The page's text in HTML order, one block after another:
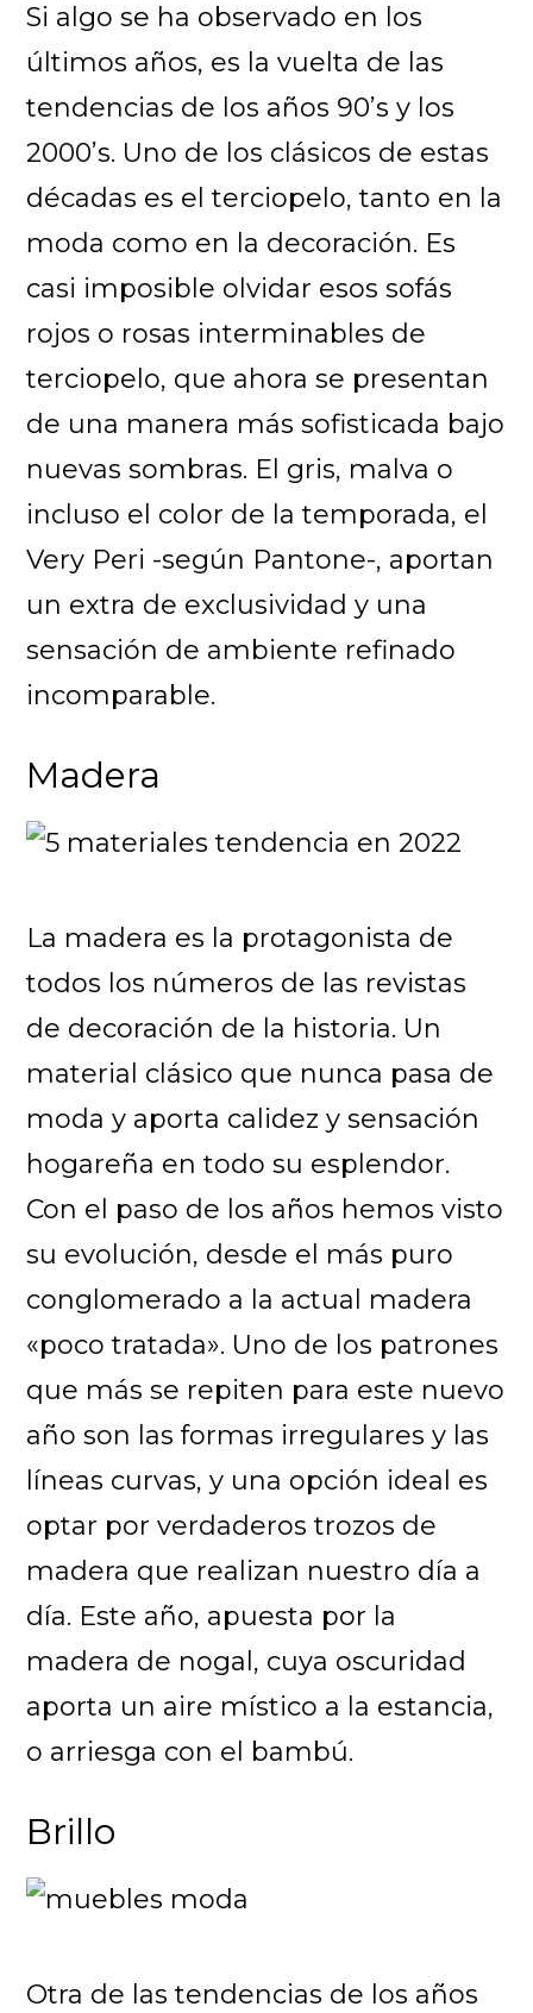
Si algo se ha observado en los
últimos años, es la vuelta de las
tendencias de los años 90’s y los
2000’s. Uno de los clásicos de estas
décadas es el terciopelo, tanto en la
moda como en la decoración. Es
casi imposible olvidar esos sofás
rojos o rosas interminables de
terciopelo, que ahora se presentan
de una manera más sofisticada bajo
nuevas sombras. El gris, malva o
incluso el color de la temporada, el
Very Peri -según Pantone-, aportan
un extra de exclusividad y una
sensación de ambiente refinado
incomparable.
Madera
La madera es la protagonista de
todos los números de las revistas
de decoración de la historia. Un
material clásico que nunca pasa de
moda y aporta calidez y sensación
hogareña en todo su esplendor.
Con el paso de los años hemos visto
su evolución, desde el más puro
conglomerado a la actual madera
«poco tratada». Uno de los patrones
que más se repiten para este nuevo
año son las formas irregulares y las
líneas curvas, y una opción ideal es
optar por verdaderos trozos de
madera que realizan nuestro día a
día. Este año, apuesta por la
madera de nogal, cuya oscuridad
aporta un aire místico a la estancia,
o arriesga con el bambú.
Brillo
Otra de las tendencias de los años